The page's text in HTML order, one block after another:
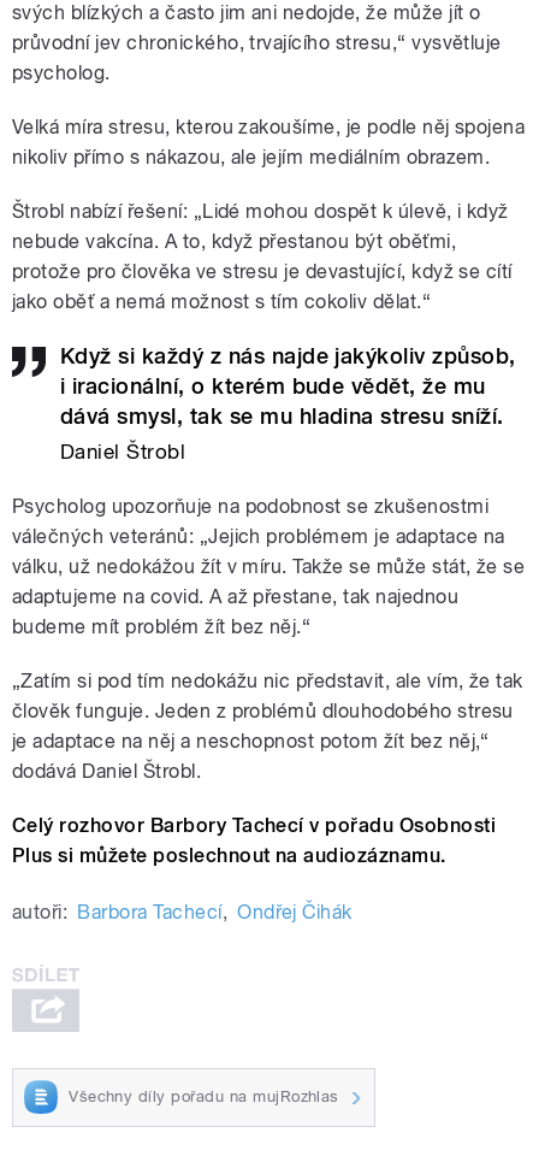
svých blízkých a často jim ani nedojde, že může jít o
průvodní jev chronického, trvajícího stresu,“ vysvětluje
psycholog.
Velká míra stresu, kterou zakoušíme, je podle něj spojena
nikoliv přímo s nákazou, ale jejím mediálním obrazem.
Štrobl nabízí řešení: „Lidé mohou dospět k úlevě, i když
nebude vakcína. A to, když přestanou být oběťmi,
protože pro člověka ve stresu je devastující, když se cítí
jako oběť a nemá možnost s tím cokoliv dělat.“
Když si každý z nás najde jakýkoliv způsob,
i iracionální, o kterém bude vědět, že mu
dává smysl, tak se mu hladina stresu sníží.
Daniel Štrobl
Psycholog upozorňuje na podobnost se zkušenostmi
válečných veteránů: „Jejich problémem je adaptace na
válku, už nedokážou žít v míru. Takže se může stát, že se
adaptujeme na covid. A až přestane, tak najednou
budeme mít problém žít bez něj.“
„Zatím si pod tím nedokážu nic představit, ale vím, že tak
člověk funguje. Jeden z problémů dlouhodobého stresu
je adaptace na něj a neschopnost potom žít bez něj,“
dodává Daniel Štrobl.
Celý rozhovor Barbory Tachecí v pořadu Osobnosti
Plus si můžete poslechnout na audiozáznamu.
autoři: Barbora Tachecí, Ondřej Čihák
Všechny díly pořadu na mujRozhlas